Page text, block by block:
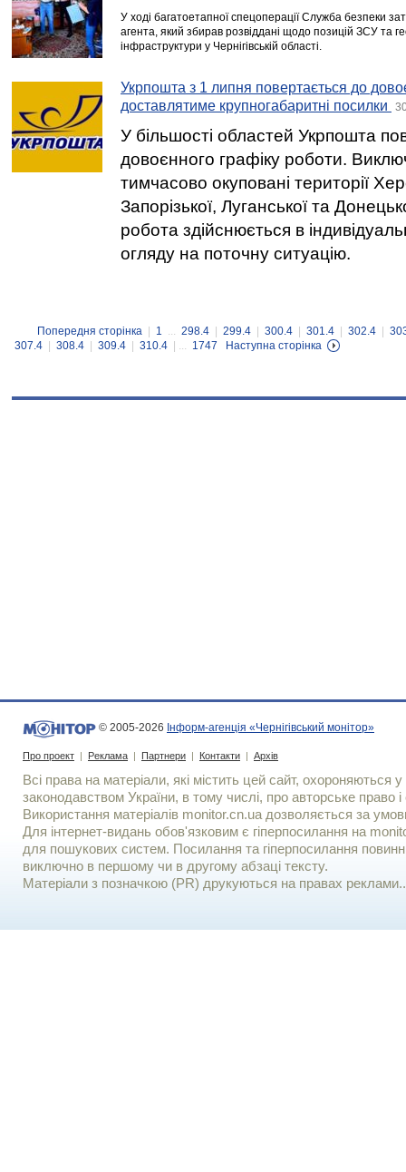
У ході багатоетапної спецоперації Служба безпеки
агента, який збирав розвіддані щодо позицій ЗСУ та
інфраструктури у Чернігівській області.
Укрпошта з 1 липня повертається до
доставлятиме крупногабаритні посилки
У більшості областей Укрпошта
довоєнного графіку роботи.
тимчасово окуповані території
Запорізької, Луганської та
робота здійснюється в
огляду на поточну ситуацію.
Попередня сторінка 1 ... 298.4 299.4 300.4 301.4 302.4
307.4
308.4 309.4 310.4 | ... 1747 Наступна сторінка
© 2005-2026 Інформ-агенція «Чернігівський монітор»
Про проект | Реклама | Партнери | Контакти | Архів
Всі права на матеріали, які містить цей сайт, охороняються у
законодавством України, в тому числі, про авторське право і
Використання матерiалiв monitor.cn.ua дозволяється за
Для iнтернет-видань обов'язковим є гiперпосилання на
для пошукових систем. Посилання та гіперпосилання
виключно в першому чи в другому абзаці тексту.
Матеріали з позначкою (PR) друкуються на правах реклами..